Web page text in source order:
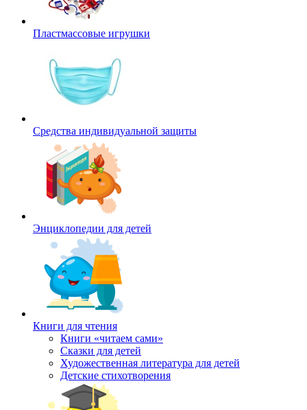
Пластмассовые игрушки
Средства индивидуальной защиты
Энциклопедии для детей
Книги для чтения
Книги «читаем сами»
Сказки для детей
Художественная литература для детей
Детские стихотворения